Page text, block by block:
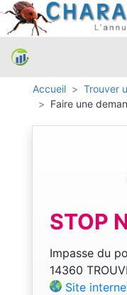
Accueil Trouver
Faire une
STOP
Impasse du
14360
Site